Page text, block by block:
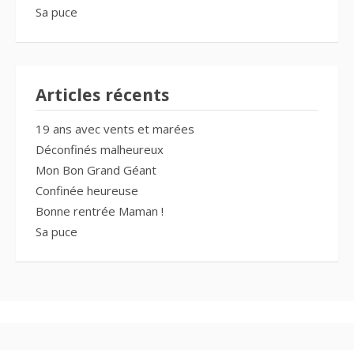
Sa puce
Articles récents
19 ans avec vents et marées
Déconfinés malheureux
Mon Bon Grand Géant
Confinée heureuse
Bonne rentrée Maman !
Sa puce